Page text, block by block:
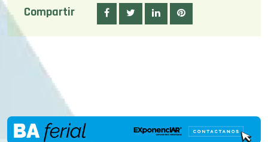
Compartir